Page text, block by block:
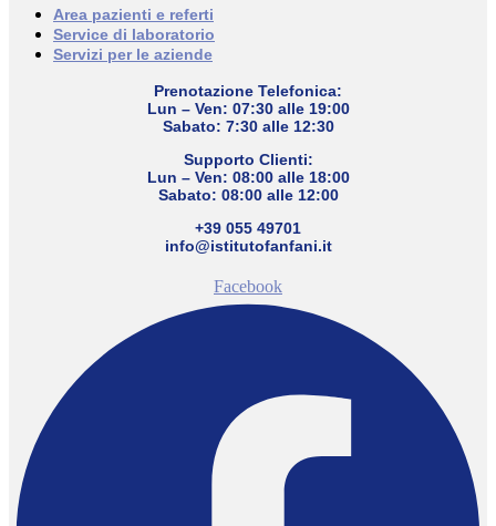
Area pazienti e referti
Service di laboratorio
Servizi per le aziende
Prenotazione Telefonica:
Lun – Ven: 07:30 alle 19:00
Sabato: 7:30 alle 12:30
Supporto Clienti:
Lun – Ven: 08:00 alle 18:00
Sabato: 08:00 alle 12:00
+39 055 49701
info@istitutofanfani.it
Facebook